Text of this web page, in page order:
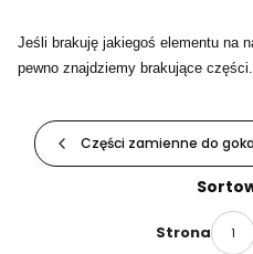
Jeśli brakuję jakiegoś elementu na
pewno znajdziemy brakujące części.
Części zamienne do
Strona